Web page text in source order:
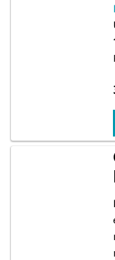
Gann:
Trotec:
Logca
Merlin: